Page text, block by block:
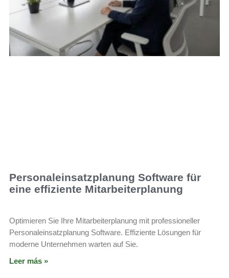
Personaleinsatzplanung Software für
eine effiziente Mitarbeiterplanung
Optimieren Sie Ihre Mitarbeiterplanung mit professioneller
Personaleinsatzplanung Software. Effiziente Lösungen für
moderne Unternehmen warten auf Sie.
Leer más »